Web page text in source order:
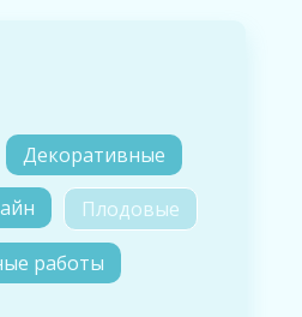
Декоративные
Плодовые
работы